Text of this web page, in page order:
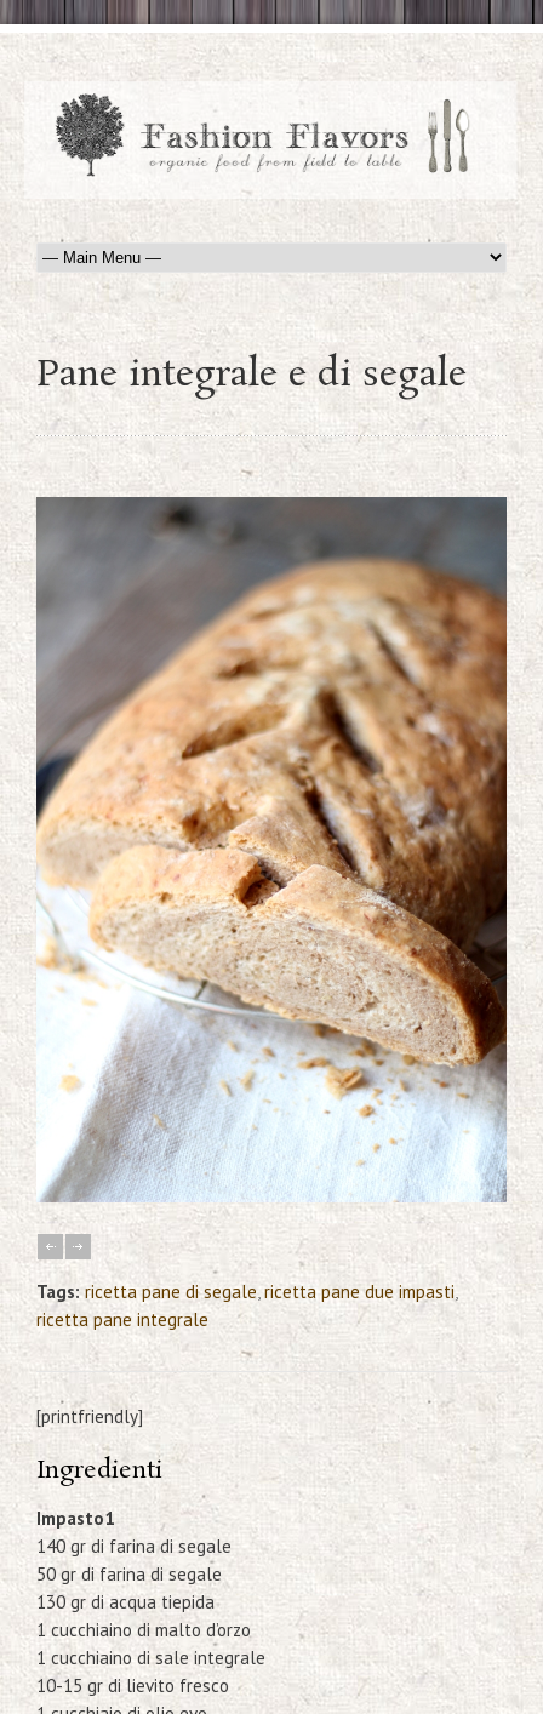
Pane integrale e di segale
Tags:ricetta pane di segale,ricetta pane due impasti,
ricetta pane integrale
[printfriendly]
Ingredienti
Impasto1
140 gr di farina di segale
50 gr di farina di segale
130 gr di acqua tiepida
1 cucchiaino di malto d’orzo
1 cucchiaino di sale integrale
10-15 gr di lievito fresco